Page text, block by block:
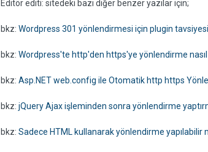
Editör editi: sitedeki bazı diğer benzer yazılar için;
bkz: Wordpress 301 yönlendirmesi için plugin tavsiyesi
bkz: Wordpress'te http'den https'ye yönlendirme nasıl
bkz: Asp.NET web.config ile Otomatik http https
bkz: jQuery Ajax işleminden sonra yönlendirme
bkz: Sadece HTML kullanarak yönlendirme yapılabilir